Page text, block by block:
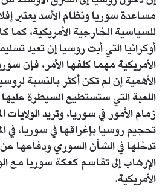
مساعدة سوريا ونظام الأسد يعتبر
للسياسية الخارجية الأمريكية، كما
أوكرانيا التي أبت روسيا إن تعيد
الأمريكية مهما كلفها الأمر، فإن
الأهمية إن لم تكن أكثر بالنسبة
اللعبة التي ستستطيع السيطرة
زمام الأمور في سوريا، وتريد الولايات
تحجيم روسيا بإغراقها في سوريا، في
تدخلها في الشأن السوري ودفاعها
الإرهاب إلى تقاسم كعكة سوريا مع
الأمريكية.